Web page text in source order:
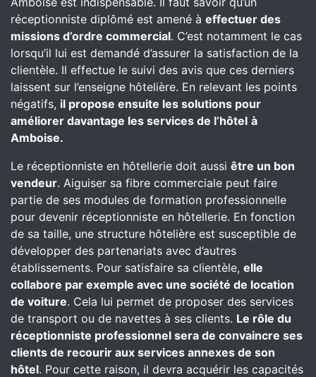
réceptionniste diplômé est amené à effectuer des
missions d’ordre commercial. C’est notamment le cas
lorsqu’il lui est demandé d’assurer la satisfaction de la
clientèle. Il effectue le suivi des avis que ces derniers
laissent sur l’enseigne hôtelière. En relevant les points
négatifs, il propose ensuite les solutions pour
améliorer davantage les services de l’hôtel à
Amboise.
Le réceptionniste en hôtellerie doit aussi être un bon
vendeur. Aiguiser sa fibre commerciale peut faire
partie de ses modules de formation professionnelle
pour devenir réceptionniste en hôtellerie. En fonction
de sa taille, une structure hôtelière est susceptible de
développer des partenariats avec d’autres
établissements. Pour satisfaire sa clientèle, elle
collabore par exemple avec une société de location
de voiture. Cela lui permet de proposer des services
de transport ou de navettes à ses clients. Le rôle du
réceptionniste professionnel sera de convaincre ses
clients de recourir aux services annexes de son
hôtel. Pour cette raison, il devra acquérir les capacités